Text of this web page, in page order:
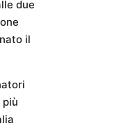
due
il
più